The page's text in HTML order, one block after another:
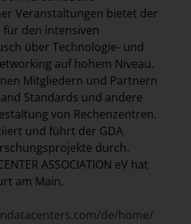
Veranstaltungen bietet der
für den intensiven
über Technologie- und
auf hohem Niveau.
Mitgliedern und Partnern
Standards und andere
von Rechenzentren.
und führt der GDA
durch.
ASSOCIATION eV hat
am Main.
de/home/